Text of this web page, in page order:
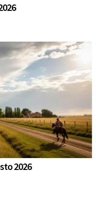
2026